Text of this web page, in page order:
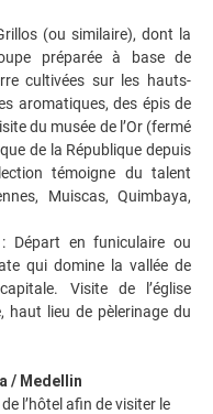
(ou similaire), dont la
préparée à base de
cultivées sur les hauts-
aromatiques, des épis de
du musée de l’Or (fermé
de la République depuis
témoigne du talent
Muiscas, Quimbaya,
Départ en funiculaire ou
qui domine la vallée de
Visite de l’église
haut lieu de pèlerinage du
/ Medellin
l’hôtel afin de visiter le